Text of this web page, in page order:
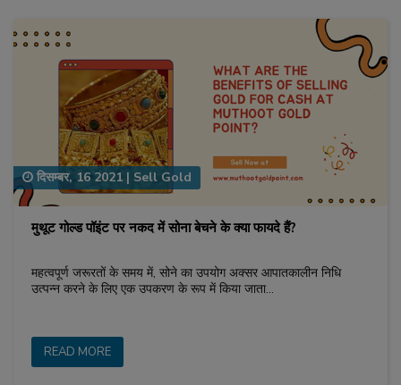
मुथूट गोल्ड पॉइंट पर नकद में सोना बेचने के क्या फायदे हैं?
दिसम्बर, 16 2021 | Sell Gold
महत्वपूर्ण जरूरतों के समय में, सोने का उपयोग अक्सर आपातकालीन निधि
उत्पन्न करने के लिए एक उपकरण के रूप में किया जाता…
READ MORE